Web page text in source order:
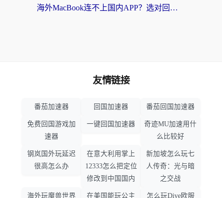
海外MacBook连不上国内APP？选对回国VPN，告别地区限制的烦恼
友情链接
番茄加速器 回国加速器 番茄回国加速器
免费回国游戏加
速器
一键回国加速器
奇迹MU加速用什
么比较好
钢岚国外玩延迟
很高怎么办
在意大利用掌上
12333怎么把定位
修改到中国国内
新加坡怎么玩七
人传奇：光与暗
之交战
海外玩魔兽世界 在美国能玩公主 怎么玩Dive欧服